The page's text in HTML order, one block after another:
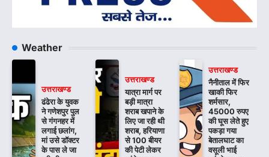
Weather
उत्तराखण्ड
ढंढेरा के युवक
ने गणेशपुर पुल
से गंगनहर में
लगाई छलांग,
मां उसे डॉक्टर
के पास ले जा
उत्तराखण्ड
यात्रा मार्ग पर
बड़ी मात्रा
शराब खपाने के
लिए जा रही थी
शराब, हरियाणा
से 100 बीयर
की पेटी लेकर
उत्तराखण्ड
नैनीताल में फिर
खाकी फिर
शर्मसार,
45000 रुपए
की घूस लेते हुए
पकड़ा गया
बेतालघाट का
वसूली भाई